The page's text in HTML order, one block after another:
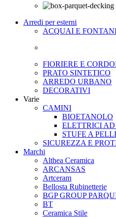
Arredi per esterni
ACQUAI E
FIORIERE E
PRATO SINTETICO
ARREDO URBANO
DECORATIVI
Varie
CAMINI
BIOETANOLO
ELETTRICI
STUFE A
SICUREZZA E
Marchi
Althea Ceramica
ARCANSAS
Artceram
Bellosta Rubinetterie
BGP GROUP
BT
Ceramica Stile